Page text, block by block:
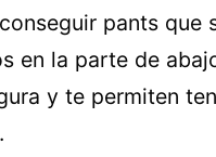
pants que
en la parte de
y te permiten